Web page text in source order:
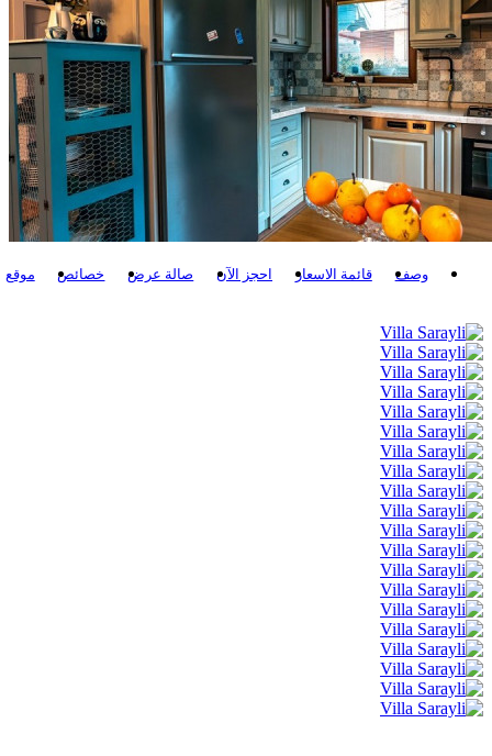
وصف قائمة الاسعار احجز الآن صالة عرض خصائص موقع